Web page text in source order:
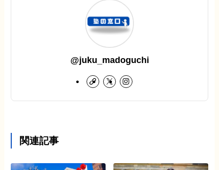
@juku_madoguchi
関連記事